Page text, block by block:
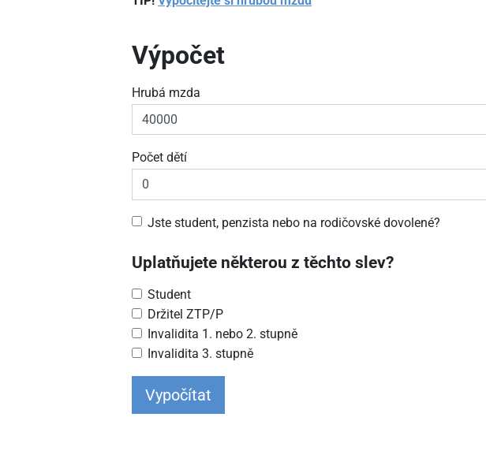
Výpočet
Hrubá mzda
Počet dětí
Jste student, penzista nebo na rodičovské dovolené?
Uplatňujete některou z těchto slev?
Student
Držitel ZTP/P
Invalidita 1. nebo 2. stupně
Invalidita 3. stupně
Vypočítat